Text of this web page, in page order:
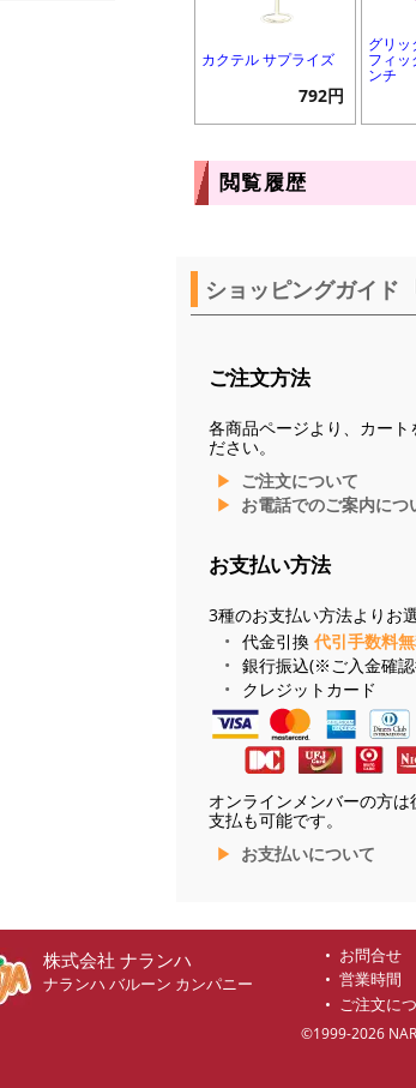
カクテル サプライズ
792円
グリッ
フィッ
ンチ
閲覧履歴
ショッピングガイド
ご注文方法
各商品ページより、カート
ださい。
ご注文について
お電話でのご案内につ
お支払い方法
3種のお支払い方法よりお
代金引換 代引手数料無
銀行振込(※ご入金確
クレジットカード
オンラインメンバーの方
支払も可能です。
お支払いについて
株式会社 ナランハ
ナランハ バルーン カンパニー
お問合せ
営業時間
ご注文に
©1999-2026